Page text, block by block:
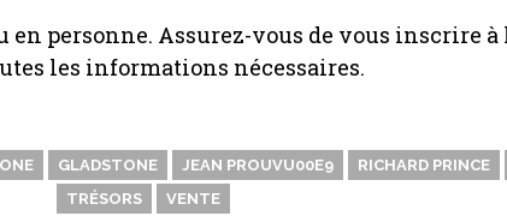
personne. Assurez-vous de vous inscrire à
les informations nécessaires.
GLADSTONE JEAN PROUVU00E9 RICHARD PRINCE
TRÉSORS
VENTE